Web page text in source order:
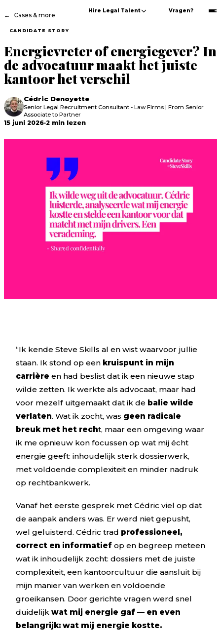
Hire Legal Talent Vragen?
← Cases & more
CANDIDATE STORY
Energievreter of energiegever? In
de advocatuur maakt het juiste
kantoor het verschil
Cédric Denoyette
Senior Legal Recruitment Consultant - Law Firms | From Senior
Associate to Partner
15 juni 2026·2 min lezen
“Ik kende Steve Skills al en wist waarvoor jullie
staan. Ik stond op een kruispunt in mijn
carrière en had beslist dat ik een nieuwe stap
wilde zetten. Ik werkte als advocaat, maar had
voor mezelf uitgemaakt dat ik de balie wilde
verlaten. Wat ik zocht, was geen radicale
breuk met het recht, maar een omgeving waar
ik me opnieuw kon focussen op wat mij écht
energie geeft: inhoudelijk sterk dossierwerk,
met voldoende complexiteit en minder nadruk
op rechtbankwerk.
Vanaf het eerste gesprek met Cédric viel op dat
de aanpak anders was. Er werd niet gepusht,
wel geluisterd. Cédric trad professioneel,
correct en informatief op en begreep meteen
wat ik inhoudelijk zocht: dossiers met de juiste
complexiteit, een kantoorcultuur die aansluit bij
mijn manier van werken en voldoende
groeikansen. Door gerichte vragen werd snel
duidelijk wat mij energie gaf — en even
belangrijk: wat mij energie kostte.